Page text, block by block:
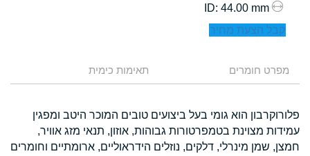
: 44.00 mm
קבל הצעת מחיר
מפרט חומרים תאימות כימית
פלורוקרבון הוא גומי בעל ביצועים טובים המוכר היטב ומפגין
עמידות מצוינת בטמפרטורות גבוהות, אוזון, תנאי מזג אוויר,
חמצן, שמן מינרלי, דלקים, נוזלים הידראוליים, ארומתיים וחומרים